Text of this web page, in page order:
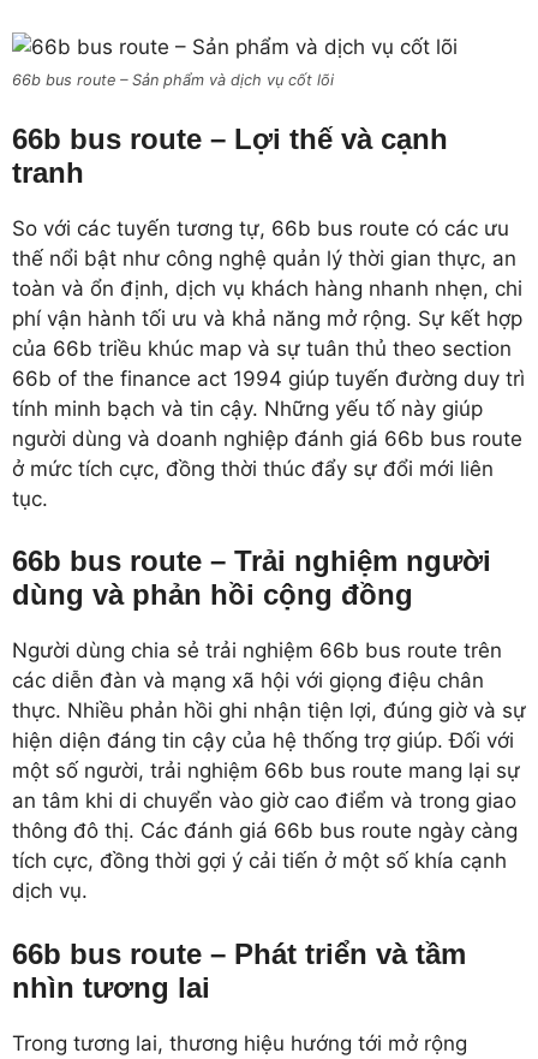
66b bus route – Sản phẩm và dịch vụ cốt lõi
66b bus route – Lợi thế và cạnh
tranh
So với các tuyến tương tự, 66b bus route có các ưu
thế nổi bật như công nghệ quản lý thời gian thực, an
toàn và ổn định, dịch vụ khách hàng nhanh nhẹn, chi
phí vận hành tối ưu và khả năng mở rộng. Sự kết hợp
của 66b triều khúc map và sự tuân thủ theo section
66b of the finance act 1994 giúp tuyến đường duy trì
tính minh bạch và tin cậy. Những yếu tố này giúp
người dùng và doanh nghiệp đánh giá 66b bus route
ở mức tích cực, đồng thời thúc đẩy sự đổi mới liên
tục.
66b bus route – Trải nghiệm người
dùng và phản hồi cộng đồng
Người dùng chia sẻ trải nghiệm 66b bus route trên
các diễn đàn và mạng xã hội với giọng điệu chân
thực. Nhiều phản hồi ghi nhận tiện lợi, đúng giờ và sự
hiện diện đáng tin cậy của hệ thống trợ giúp. Đối với
một số người, trải nghiệm 66b bus route mang lại sự
an tâm khi di chuyển vào giờ cao điểm và trong giao
thông đô thị. Các đánh giá 66b bus route ngày càng
tích cực, đồng thời gợi ý cải tiến ở một số khía cạnh
dịch vụ.
66b bus route – Phát triển và tầm
nhìn tương lai
Trong tương lai, thương hiệu hướng tới mở rộng